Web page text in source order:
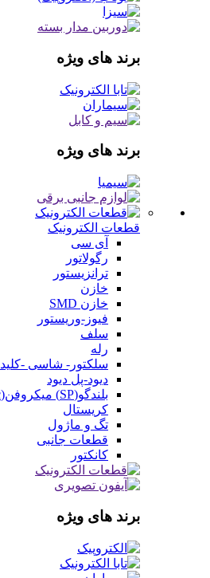
برند های ویژه
برند های ویژه
قطعات الکترونیک
آی سی
رگولاتور
ترانزیستور
خازن
خازن SMD
فیوز-وریستور
سلف
رله
سلکتور- شاسی -کلید
دیود-پل دیود
بلندگو(SP) میکروفن(mic)
کریستال
تگ و ماژول
قطعات جانبی
کانکتور
برند های ویژه